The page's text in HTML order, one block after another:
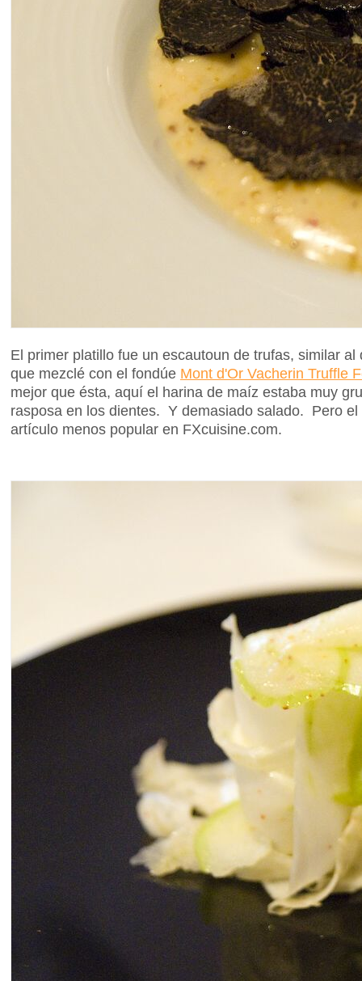
El primer platillo fue un escautoun de trufas, similar
que mezclé con el fondúe Mont d'Or Vacherin Truffle
mejor que ésta, aquí el harina de maíz estaba muy
rasposa en los dientes. Y demasiado salado. Pero
artículo menos popular en FXcuisine.com.